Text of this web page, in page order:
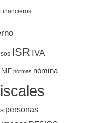
ISR IVA
NIF normas nómina
personas